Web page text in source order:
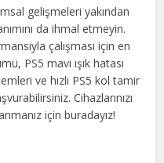
gelişmeleri yakından
da ihmal etmeyin.
çalışması için en
PS5 mavi ışık hatası
ve hızlı PS5 kol tamir
Cihazlarınızı
için buradayız!